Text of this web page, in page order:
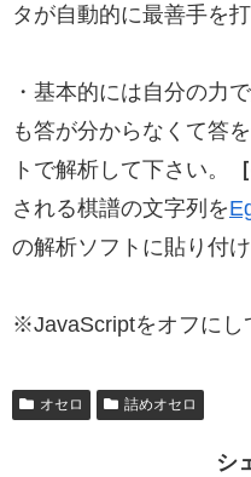
タが自動的に最善手を打
・基本的には自分の力
も答が分からなくて答
トで解析して下さい。
される棋譜の文字列を
の解析ソフトに貼り付
※JavaScriptをオフにし
オセロ 詰めオセロ
シ